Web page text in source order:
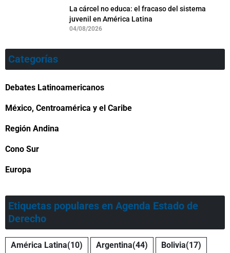
La cárcel no educa: el fracaso del sistema
juvenil en América Latina
04/08/2026
Categorías
Debates Latinoamericanos
México, Centroamérica y el Caribe
Región Andina
Cono Sur
Europa
Etiquetas populares en Agenda Estado de
Derecho
América Latina(10) Argentina(44) Bolivia(17)